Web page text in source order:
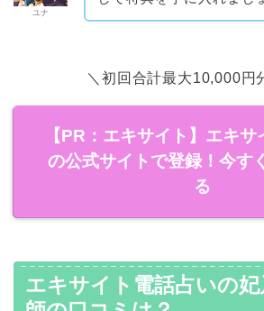
ユナ
＼初回合計最大10,000円
【PR：エキサイト】エキ
の公式サイトで登録！今す
る
エキサイト電話占いの